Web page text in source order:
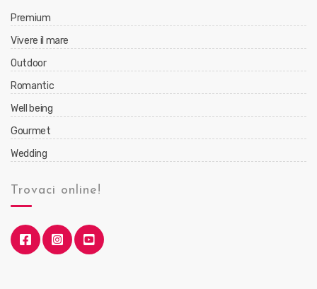
Premium
Vivere il mare
Outdoor
Romantic
Well being
Gourmet
Wedding
Trovaci online!